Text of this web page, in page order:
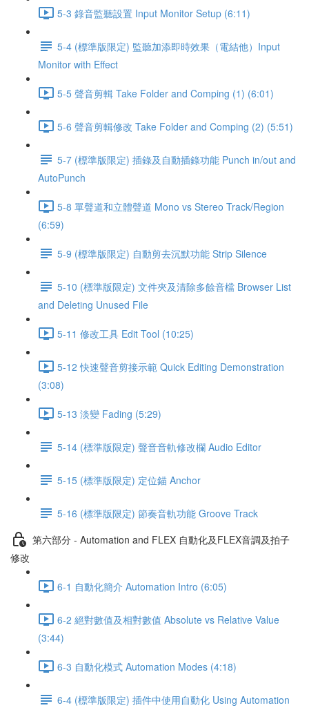
5-3 錄音監聽設置 Input Monitor Setup (6:11)
5-4 (標準版限定) 監聽加添即時效果（電結他）Input
Monitor with Effect
5-5 聲音剪輯 Take Folder and Comping (1) (6:01)
5-6 聲音剪輯修改 Take Folder and Comping (2) (5:51)
5-7 (標準版限定) 插錄及自動插錄功能 Punch in/out and
AutoPunch
5-8 單聲道和立體聲道 Mono vs Stereo Track/Region
(6:59)
5-9 (標準版限定) 自動剪去沉默功能 Strip Silence
5-10 (標準版限定) 文件夾及清除多餘音檔 Browser List
and Deleting Unused File
5-11 修改工具 Edit Tool (10:25)
5-12 快速聲音剪接示範 Quick Editing Demonstration
(3:08)
5-13 淡變 Fading (5:29)
5-14 (標準版限定) 聲音音軌修改欄 Audio Editor
5-15 (標準版限定) 定位錨 Anchor
5-16 (標準版限定) 節奏音軌功能 Groove Track
第六部分 - Automation and FLEX 自動化及FLEX音調及拍子
修改
6-1 自動化簡介 Automation Intro (6:05)
6-2 絕對數值及相對數值 Absolute vs Relative Value
(3:44)
6-3 自動化模式 Automation Modes (4:18)
6-4 (標準版限定) 插件中使用自動化 Using Automation